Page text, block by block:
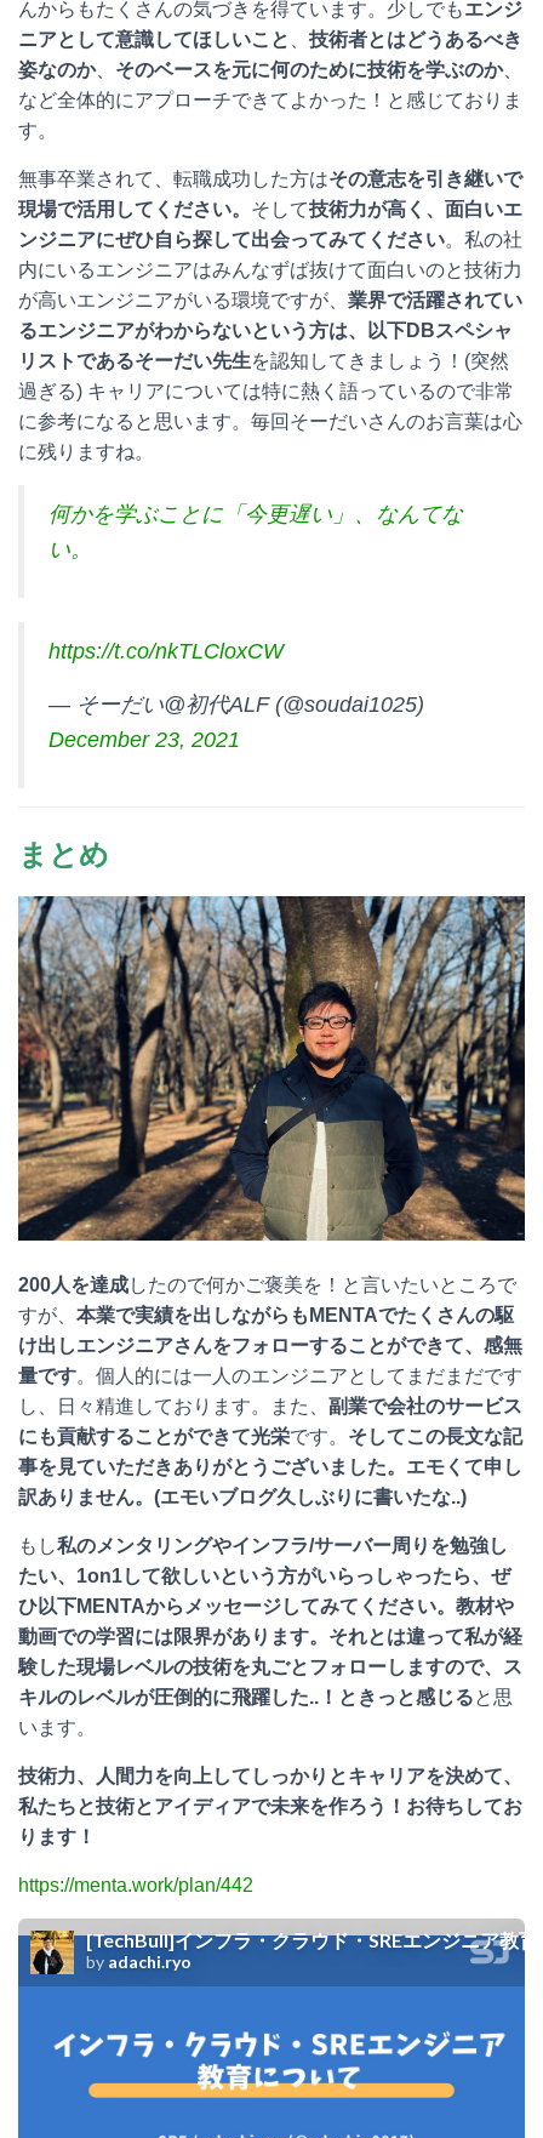
んからもたくさんの気づきを得ています。少しでもエンジ
ニアとして意識してほしいこと
技術者とはどうあるべき
姿なのか、 そのベースを元に何のために技術を学ぶのか、
など全体的にアプローチできてよかった！と感じておりま
す。
無事卒業されて、転職成功した方はその意志を引き継いで
現場で活用してください。 そして技術力が高く、面白いエ
ンジニアにぜひ自ら探して出会ってみてください。私の社
内にいるエンジニアはみんなずば抜けて面白いのと技術力
が高いエンジニアがいる環境ですが、 業界で活躍されてい
るエンジニアがわからないという方は、以下DBスペシャ
リストであるそーだい先生を認知してきましょう！(突然
過ぎる) キャリアについては特に熱く語っているので非常
に参考になると思います。毎回そーだいさんのお言葉は心
に残りますね。
何かを学ぶことに「今更遅い」、なんてな
い。
https://t.co/nkTLCloxCW
— そーだい@初代ALF (@soudai1025)
December 23, 2021
まとめ
200人を達成したので何かご褒美を！と言いたいところで
すが、 本業で実績を出しながらもMENTAでたくさんの駆
け出しエンジニアさんをフォローすることができて、感無
量です。個人的には一人のエンジニアとしてまだまだです
し、日々精進しております。また、 副業で会社のサービス
にも貢献することができて光栄です。 そしてこの長文な記
事を見ていただきありがとうございました。エモくて申し
訳ありません。(エモいブログ久しぶりに書いたな..)
もし私のメンタリングやインフラ/サーバー周りを勉強し
たい、1on1して欲しいという方がいらっしゃったら、ぜ
ひ以下MENTAからメッセージしてみてください。教材や
動画での学習には限界があります。それとは違って私が経
験した現場レベルの技術を丸ごとフォローしますので、ス
キルのレベルが圧倒的に飛躍した..！ときっと感じると思
います。
技術力、人間力を向上してしっかりとキャリアを決めて、
私たちと技術とアイディアで未来を作ろう！お待ちしてお
ります！
https://menta.work/plan/442